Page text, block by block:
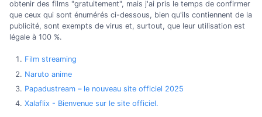
obtenir des films "gratuitement", mais j'ai pris le temps de confirmer
que ceux qui sont énumérés ci-dessous, bien qu'ils contiennent de la
publicité, sont exempts de virus et, surtout, que leur utilisation est
légale à 100 %.
Film streaming
Naruto anime
Papadustream – le nouveau site officiel 2025
Xalaflix - Bienvenue sur le site officiel.